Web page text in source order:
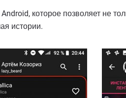
которое позволяет не
истории.